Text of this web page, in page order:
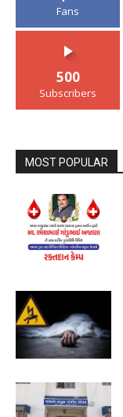
Fans
500
Subscribers
MOST POPULAR